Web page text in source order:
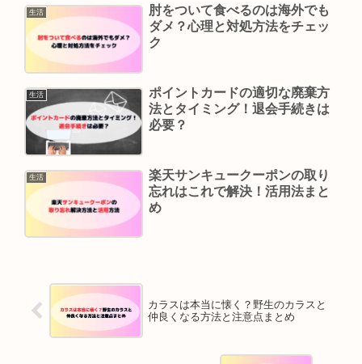
生活
肘をついて食べるのは海外でも
ダメ？心理と対処方法をチェッ
ク
生活
ポイントカードの適切な廃棄方
法とタイミング！退会手続きは
必要？
生活
楽天サンキュークーポンの取り
忘れはこれで解決！活用法まと
め
カラスは本当に懐く？野生のカラスと
仲良くなる方法と注意点まとめ